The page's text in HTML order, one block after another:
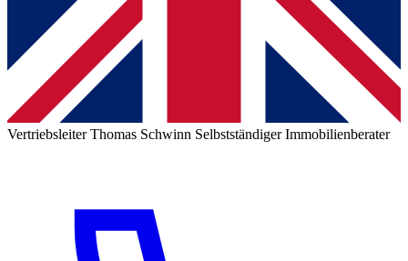
Vertriebsleiter Thomas Schwinn Selbstständiger Immobilienberater